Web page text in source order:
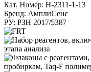
Кат. Номер: H-2311-1-13
Бренд: АмплиСенс
РУ: РЗН 2017/5387